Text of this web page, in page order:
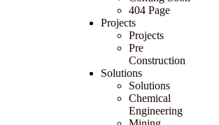
404 Page
Projects
Projects
Pre
Construction
Solutions
Solutions
Chemical
Engineering